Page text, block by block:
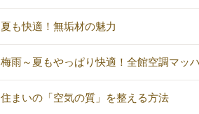
夏も快適！無垢材の魅力
梅雨～夏もやっぱり快適！全館空調マッ
住まいの「空気の質」を整える方法